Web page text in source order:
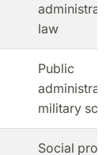
law
Public
military
Social